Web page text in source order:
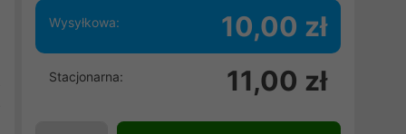
Wysyłkowa: 10,00 zł
Stacjonarna: 11,00 zł